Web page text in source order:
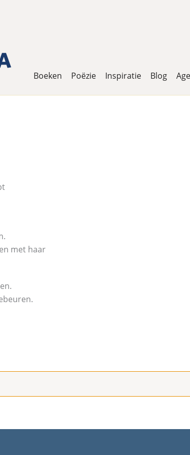
Boeken Poëzie Inspiratie Blog
met haar